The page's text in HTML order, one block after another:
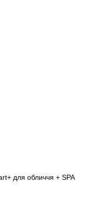
для обличчя + SPA